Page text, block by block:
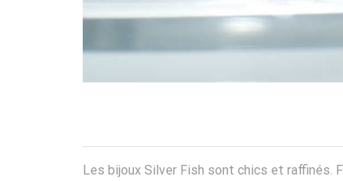
Les bijoux Silver Fish sont chics et raffinés.